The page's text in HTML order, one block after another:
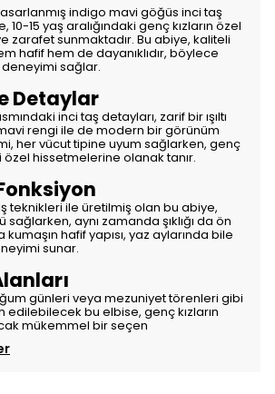
indigo mavi göğüs inci taş
10-15 yaş aralığındaki genç kızların özel
zarafet sunmaktadır. Bu abiye, kaliteli
hafif hem de dayanıklıdır, böylece
sağlar.
Detaylar
inci taş detayları, zarif bir ışıltı
rengi ile de modern bir görünüm
her vücut tipine uyum sağlarken, genç
özel hissetmelerine olanak tanır.
teknikleri ile üretilmiş olan bu abiye,
aynı zamanda şıklığı da ön
hafif yapısı, yaz aylarında bile
sunar.
günleri veya mezuniyet törenleri gibi
edilebilecek bu elbise, genç kızların
mükemmel bir seçen